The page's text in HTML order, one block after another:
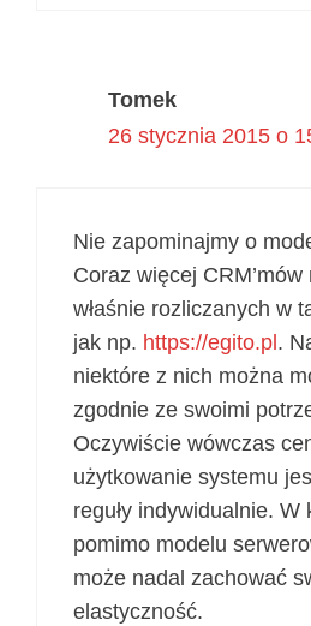
Tomek
26 stycznia 2015 o
Nie zapominajmy o
Coraz więcej
właśnie rozliczanych w
jak np. https://egito.pl .
niektóre z nich można
zgodnie ze swoimi
Oczywiście wówczas
użytkowanie systemu
reguły indywidualnie. W
pomimo modelu
może nadal zachować
elastyczność.